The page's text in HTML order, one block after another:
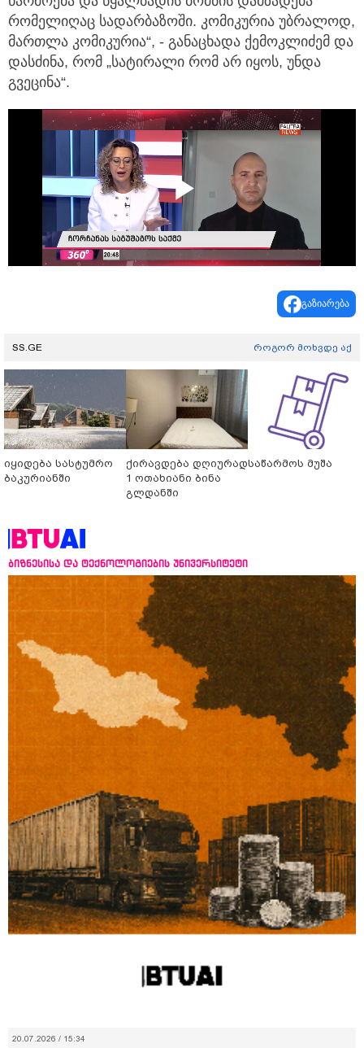
რომელიღაც სადარბაზოში. კომიკურია უბრალოდ,
მართლა კომიკურია“, - განაცხადა ქემოკლიძემ და
დასძინა, რომ „სატირალი რომ არ იყოს, უნდა
გვეცინა“.
Play
Video
გაზიარება
SS.GE როგორ მოხვდე აქ
იყიდება სასტუმრო
ბაკურიანში
ქირავდება დღიურად
1 ოთახიანი ბინა
გლდანში
საწარმოს მუშა
ბიზნესისა და ტექნოლოგიების უნივერსიტეტი
20.07.2026 / 15:34